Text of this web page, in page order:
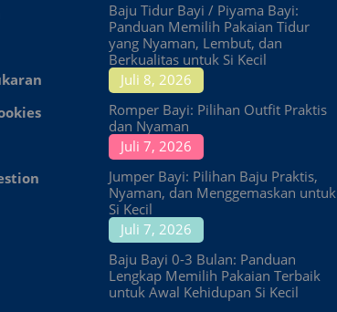
Baju Tidur Bayi / Piyama Bayi:
Panduan Memilih Pakaian Tidur
yang Nyaman, Lembut, dan
Berkualitas untuk Si Kecil
Juli 8, 2026
Romper Bayi: Pilihan Outfit Praktis
dan Nyaman
Juli 7, 2026
Jumper Bayi: Pilihan Baju Praktis,
Nyaman, dan Menggemaskan untuk
Si Kecil
Juli 7, 2026
Baju Bayi 0-3 Bulan: Panduan
Lengkap Memilih Pakaian Terbaik
untuk Awal Kehidupan Si Kecil